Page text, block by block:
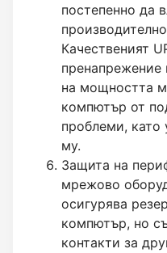
постепенно да
Качественият
пренапрежение
на мощността
компютър от
проблеми, като
му.
Защита на
мрежово
осигурява
компютър, но
контакти за